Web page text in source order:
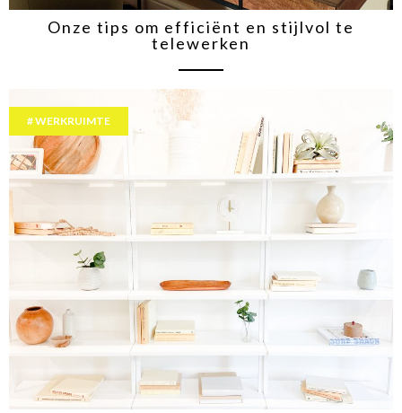
Onze tips om efficiënt en stijlvol te
telewerken
WERKRUIMTE